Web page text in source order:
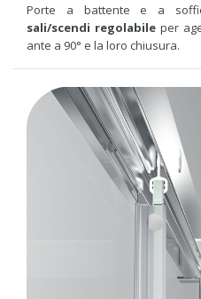
Porte a battente e a
sali/scendi regolabileper
ante a 90° e la loro chiusura.